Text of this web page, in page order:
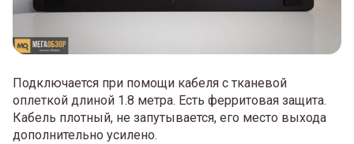
Подключается при помощи кабеля с тканевой
оплеткой длиной 1.8 метра. Есть ферритовая защита.
Кабель плотный, не запутывается, его место выхода
дополнительно усилено.